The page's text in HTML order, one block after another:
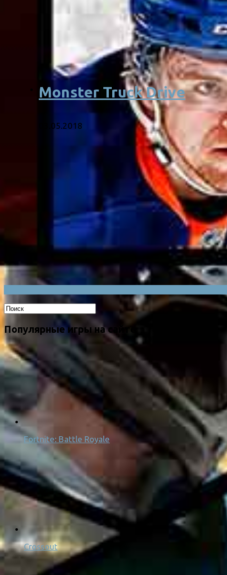
Monster Truck Drive
03.05.2018
Популярные игры на сайте
Fortnite: Battle Royale
Crossout